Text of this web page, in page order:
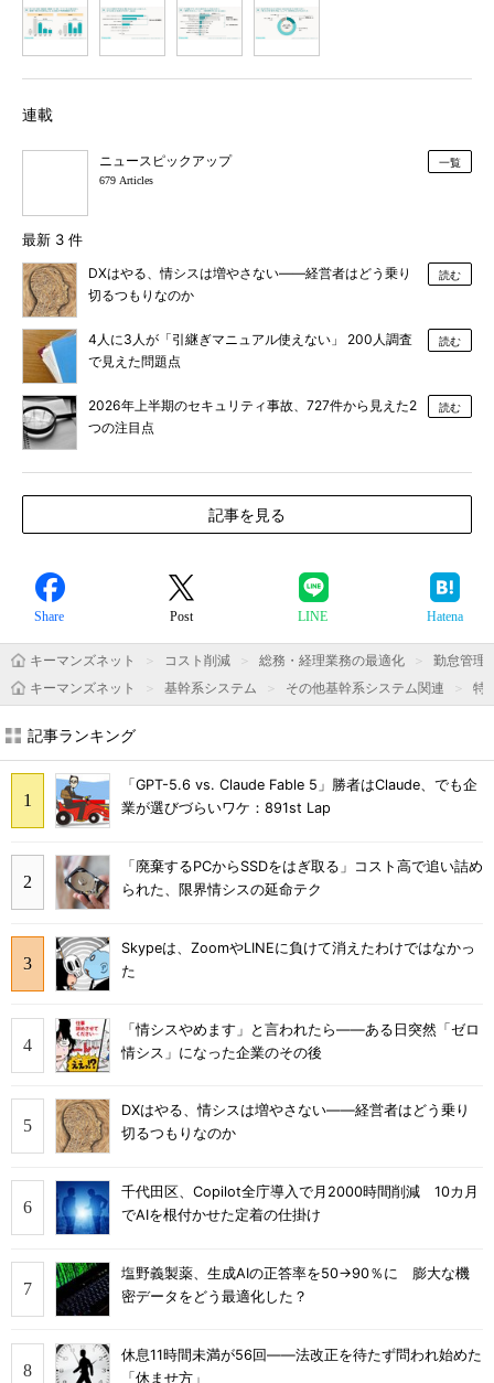
連載
ニュースピックアップ
679 Articles
一覧
最新 3 件
DXはやる、情シスは増やさない――経営者はどう乗り
切るつもりなのか
読む
4人に3人が「引継ぎマニュアル使えない」 200人調査
で見えた問題点
読む
2026年上半期のセキュリティ事故、727件から見えた2
つの注目点
読む
記事を見る
Share Post LINE Hatena
キーマンズネット コスト削減 総務・経理業務の最適化
勤怠管理
キーマンズネット
基幹系システム その他基幹系システム関連 特
記事ランキング
「GPT-5.6 vs. Claude Fable 5」勝者はClaude、でも企
業が選びづらいワケ：891st Lap
「廃棄するPCからSSDをはぎ取る」コスト高で追い詰め
られた、限界情シスの延命テク
Skypeは、ZoomやLINEに負けて消えたわけではなかっ
た
「情シスやめます」と言われたら――ある日突然「ゼロ
情シス」になった企業のその後
DXはやる、情シスは増やさない――経営者はどう乗り
切るつもりなのか
千代田区、Copilot全庁導入で月2000時間削減 10カ月
でAIを根付かせた定着の仕掛け
塩野義製薬、生成AIの正答率を50→90％に 膨大な機
密データをどう最適化した？
休息11時間未満が56回――法改正を待たず問われ始めた
「休ませ方」